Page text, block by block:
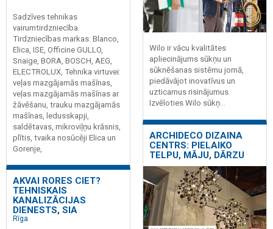
Sadzīves tehnikas
vairumtirdzniecība.
Tirdzniecības markas: Blanco,
Elica, ISE, Officine GULLO,
Snaige, BORA, BOSCH, AEG,
ELECTROLUX, Tehnika virtuvei:
veļas mazgājamās mašīnas,
veļas mazgājamās mašīnas ar
žāvēšanu, trauku mazgājamās
mašīnas, ledusskapji,
saldētavas, mikroviļņu krāsnis,
plītis, tvaika nosūcēji Elica un
Gorenje,
AKVAI RORES CIET?
TEHNISKAIS
KANALIZĀCIJAS
DIENESTS, SIA
Rīga
Wilo ir vācu kvalitātes
apliecinājums sūkņu un
sūknēšanas sistēmu jomā,
piedāvājot inovatīvus un
uzticamus risinājumus.
Izvēloties Wilo sūkņ...
ARCHIDECO DIZAINA
CENTRS: PIELAIKO
TELPU, MĀJU, DĀRZU